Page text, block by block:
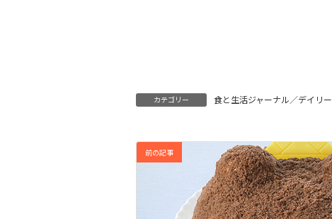
カテゴリー 食と生活ジャーナル／デイリー
前の記事